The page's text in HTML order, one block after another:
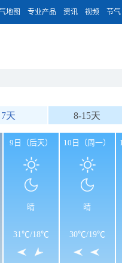
地图 专业产品 资讯 视频 节气
7天 8-15天
9日（后天）
晴
31℃/18℃
10日（周一）
晴
30℃/19℃